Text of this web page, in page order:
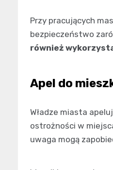
Przy pracujących
bezpieczeństwo
również
Apel do
Władze miasta
ostrożności w
uwaga mogą